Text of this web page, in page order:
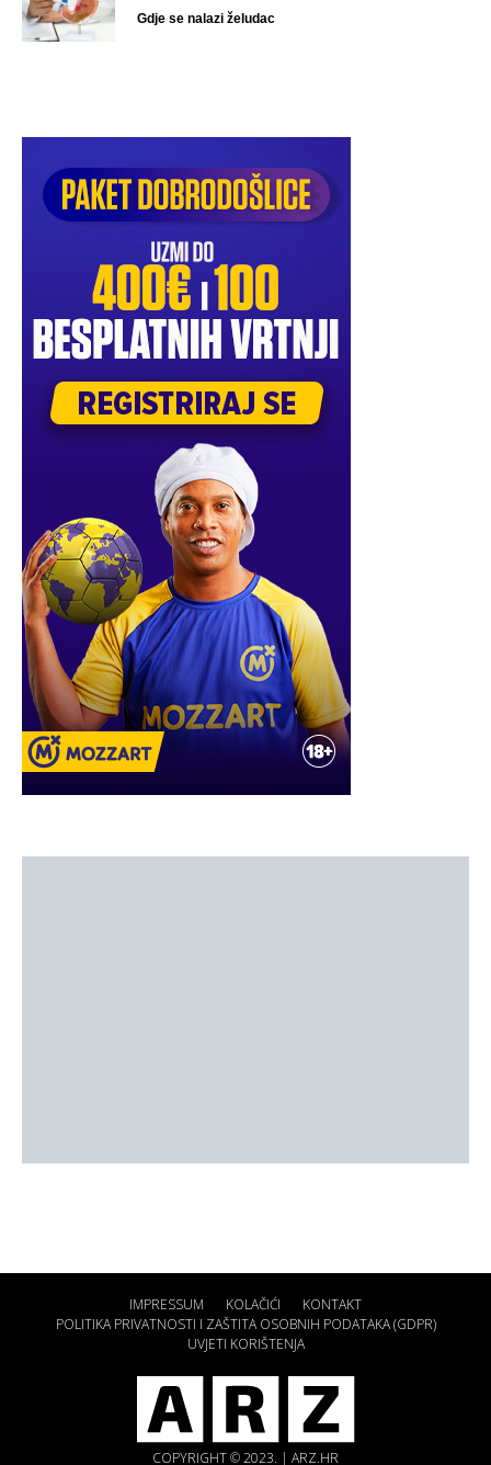
Gdje se nalazi želudac
IMPRESSUM KOLAČIĆI
KONTAKT
POLITIKA PRIVATNOSTI I ZAŠTITA OSOBNIH PODATAKA (GDPR)
UVJETI KORIŠTENJA
COPYRIGHT © 2023. | ARZ.HR